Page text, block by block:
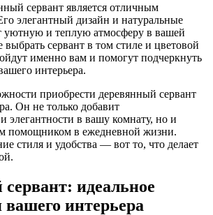
сервант является отличным
элегантный дизайн и натуральные
уютную и теплую атмосферу в вашей
сервант в том стиле и цветовой
именно вам и помогут подчеркнуть
интерьера.
приобрести деревянный сервант
Он не только добавит
элегантности в вашу комнату, но и
помощником в ежедневной жизни.
стиля и удобства — вот то, что делает
идеальное
интерьера